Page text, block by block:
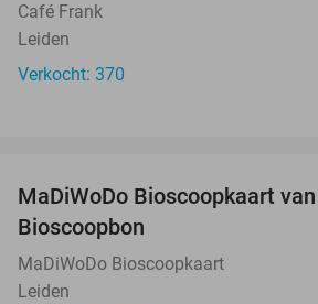
Café Frank
Leiden
Verkocht: 370
MaDiWoDo Bioscoopkaart
Bioscoopbon
MaDiWoDo Bioscoopkaart
Leiden